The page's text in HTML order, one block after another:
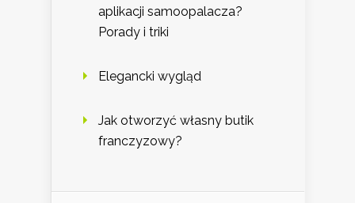
aplikacji samoopalacza?
Porady i triki
Elegancki wygląd
Jak otworzyć własny butik
franczyzowy?